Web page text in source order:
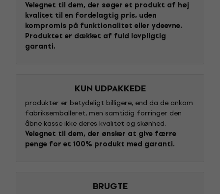
Velegnet til dem, der søger et produkt af høj
kvalitet til en fordelagtig pris, uden
kompromis på funktionalitet eller ydeevne.
Produktet er dækket af fuld lovpligtig
garanti.
KUN UDPAKKEDE
produkter er betydeligt billigere, end da de ankom
fabriksemballeret, men samtidig forringer den
åbne kasse ikke deres kvalitet og skønhed.
Velegnet til dem, der ønsker at give færre
penge for et 100% produkt med garanti.
BRUGTE